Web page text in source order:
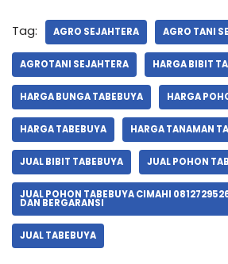
Tag: AGRO SEJAHTERA AGRO TANI
AGROTANI SEJAHTERA HARGA BIBIT
HARGA BUNGA TABEBUYA HARGA
HARGA TABEBUYA HARGA TANAMAN
JUAL BIBIT TABEBUYA JUAL POHON
JUAL POHON TABEBUYA CIMAHI
DAN BERGARANSI
JUAL TABEBUYA